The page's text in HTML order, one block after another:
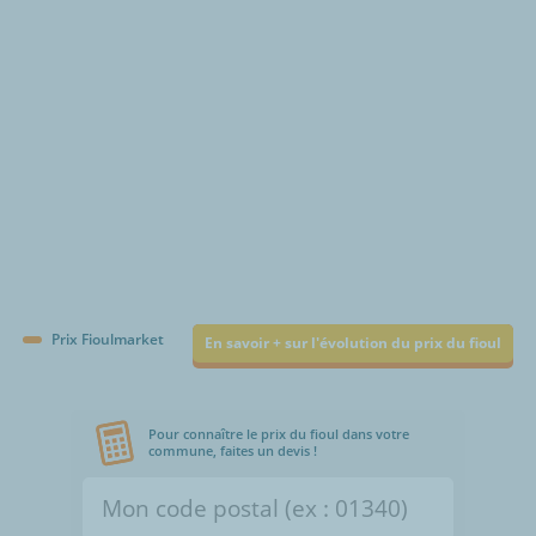
Prix Fioulmarket En savoir + sur l'évolution du prix du fioul
Pour connaître le prix du fioul dans votre
commune, faites un devis !